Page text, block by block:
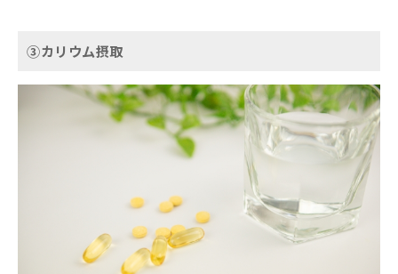
③カリウム摂取